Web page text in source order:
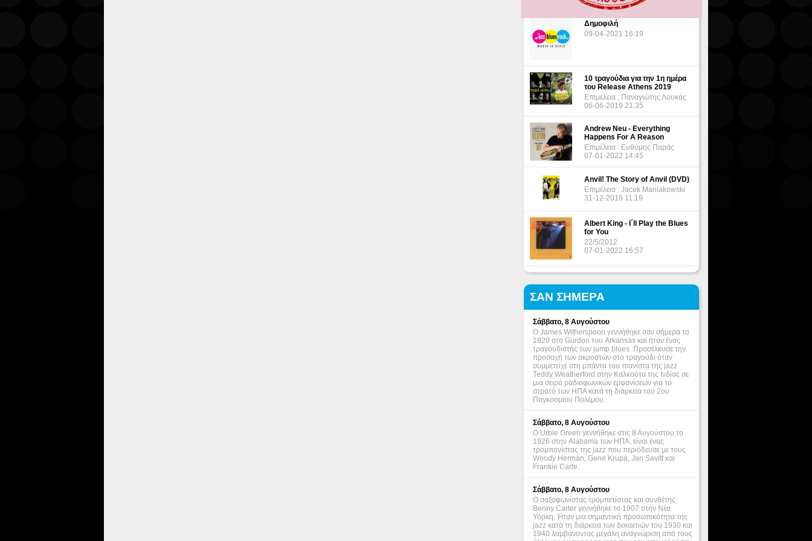
Δημοφιλή
09-04-2021 16:19
10 τραγούδια για την 1η ημέρα
του Release Athens 2019
Επιμέλεια : Παναγιώτης Λουκάς
06-06-2019 21:35
Andrew Neu - Everything
Happens For A Reason
Επιμέλεια : Ευθύμης Παράς
07-01-2022 14:45
Anvil! The Story of Anvil (DVD)
Επιμέλεια : Jacek Maniakowski
31-12-2019 11:19
Albert King - I΄ll Play the Blues
for You
22/5/2012
07-01-2022 16:57
ΣΑΝ ΣΗΜΕΡΑ
Σάββατο, 8 Αυγούστου
Ο James Witherspoon γεννήθηκε σαν σήμερα το
1920 στο Gurdon του Arkansas και ήταν ένας
τραγουδιστής των jump blues. Προσέλκυσε την
προσοχή των ακροατών στο τραγούδι όταν
συμμετείχε στη μπάντα του πιανίστα της jazz
Teddy Weatherford στην Καλκούτα της Ινδίας σε
μια σειρά ραδιοφωνικών εμφανίσεων για το
στρατό των ΗΠΑ κατά τη διάρκεια του 2ου
Παγκοσμίου Πολέμου.
Σάββατο, 8 Αυγούστου
Ο Urbie Green γεννήθηκε στις 8 Αυγούστου το
1926 στην Alabama των ΗΠΑ, είναι ένας
τρομπονίστας της jazz που περιόδευσε με τους
Woody Herman, Gene Krupa, Jan Savitt και
Frankie Carle.
Σάββατο, 8 Αυγούστου
Ο σαξοφωνίστας τρομπετίστας και συνθέτης
Benny Carter γεννήθηκε το 1907 στην Νέα
Υόρκη. Ήταν μια σημαντική προσωπικότητα της
jazz κατά τη διάρκεια των δεκαετιών του 1930 και
1940 λαμβάνοντας μεγάλη αναγνώριση από τους